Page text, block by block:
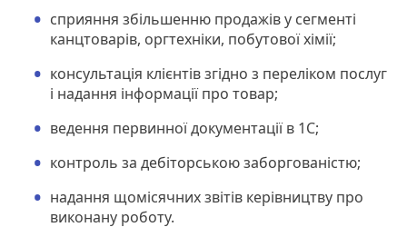
сприяння збільшенню продажів у сегменті
канцтоварів, оргтехніки, побутової хімії;
консультація клієнтів згідно з переліком послуг
і надання інформації про товар;
ведення первинної документації в 1С;
контроль за дебіторською заборгованістю;
надання щомісячних звітів керівництву про
виконану роботу.